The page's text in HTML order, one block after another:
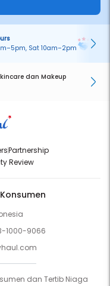
Sat 10am–2pm
dan Makeup
Partnership
Review
1000-9066
dan Tertib Niaga